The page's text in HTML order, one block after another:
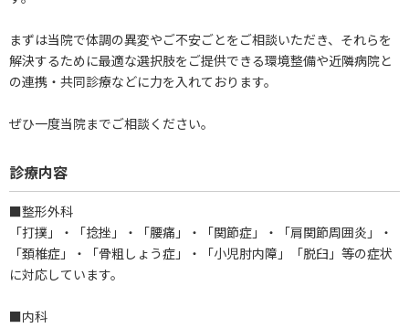
まずは当院で体調の異変やご不安ごとをご相談いただき、それらを
解決するために最適な選択肢をご提供できる環境整備や近隣病院と
の連携・共同診療などに力を入れております。
ぜひ一度当院までご相談ください。
診療内容
■整形外科
「打撲」・「捻挫」・「腰痛」・「関節症」・「肩関節周囲炎」・
「頚椎症」・「骨粗しょう症」・「小児肘内障」「脱臼」等の症状
に対応しています。
■内科